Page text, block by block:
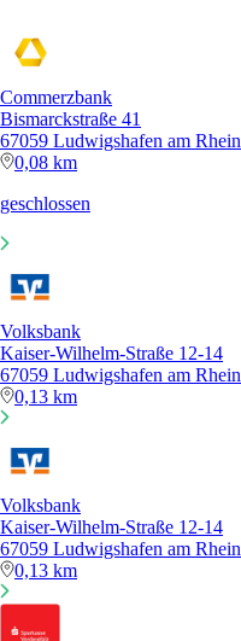
Commerzbank
Bismarckstraße 41
67059 Ludwigshafen am Rhein
0,08 km
geschlossen
Volksbank
Kaiser-Wilhelm-Straße 12-14
67059 Ludwigshafen am Rhein
0,13 km
Volksbank
Kaiser-Wilhelm-Straße 12-14
67059 Ludwigshafen am Rhein
0,13 km